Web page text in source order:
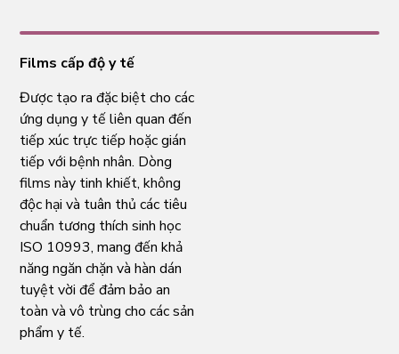
Films cấp độ y tế
Được tạo ra đặc biệt cho các
ứng dụng y tế liên quan đến
tiếp xúc trực tiếp hoặc gián
tiếp với bệnh nhân. Dòng
films này tinh khiết, không
độc hại và tuân thủ các tiêu
chuẩn tương thích sinh học
ISO 10993, mang đến khả
năng ngăn chặn và hàn dán
tuyệt vời để đảm bảo an
toàn và vô trùng cho các sản
phẩm y tế.